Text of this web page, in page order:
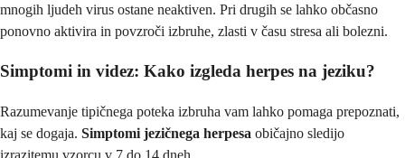
mnogih ljudeh virus ostane neaktiven. Pri drugih se lahko občasno
ponovno aktivira in povzroči izbruhe, zlasti v času stresa ali bolezni.
Simptomi in videz: Kako izgleda herpes na jeziku?
Razumevanje tipičnega poteka izbruha vam lahko pomaga prepoznati,
kaj se dogaja. Simptomi jezičnega herpesa običajno sledijo
izrazitemu vzorcu v 7 do 14 dneh.